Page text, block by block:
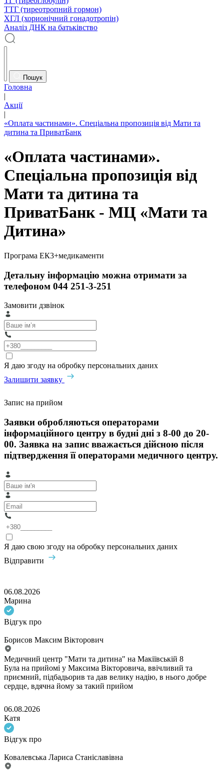
ТТГ (тиреотропний гормон)
ХГЛ (хорионічний гонадотропін)
Аналіз ДНК на батьківство
Пошук
Головна
|
Акції
|
«Оплата частинами». Спеціальна пропозиція від Мати та
дитина та ПриватБанк
«Оплата частинами».
Спеціальна пропозиція від
Мати та дитина та
ПриватБанк - МЦ «Мати та
Дитина»
Програма ЕК3+медикаменти
Детальну інформацію можна отримати за
телефоном 044 251-3-251
Замовити дзвінок
Я даю згоду на обробку персональних даних
Залишити заявку
Запис на прийом
Заявки обробляються операторами
інформаційного центру в будні дні з 8-00 до 20-
00. Заявка на запис вважається дійсною після
підтвердження її операторами медичного центру.
Я даю свою згоду на обробку персональних даних
Відправити
06.08.2026
Марина
Відгук про
Борисов Максим Вікторович
Медичний центр "Мати та дитина" на Макіївській 8
Була на прийомі у Максима Вікторовича, ввічливий та
приємний, підбадьорив та дав велику надію, в нього добре
сердце, вдячна йому за такий прийом
06.08.2026
Катя
Відгук про
Ковалевська Лариса Станіславівна